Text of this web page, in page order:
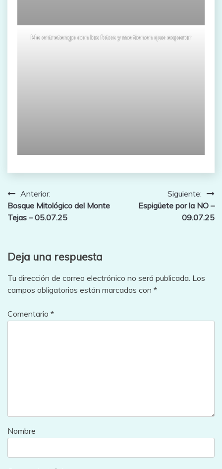
Me entretengo con las fotos y me tienen que esperar
Navegación
de
Anterior:
Bosque Mitológico del Monte
Tejas – 05.07.25
Siguiente:
Espigüete por la NO –
09.07.25
Deja una respuesta
Tu dirección de correo electrónico no será publicada. Los
campos obligatorios están marcados con *
Comentario *
Nombre